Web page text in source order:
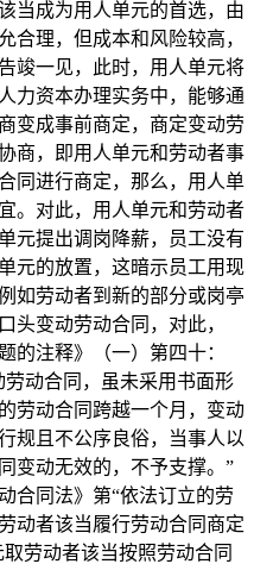
当成为用人单元的首选，由
合理，但成本和风险较高，
竣一见，此时，用人单元将
力资本办理实务中，能够通
变成事前商定，商定变动劳
商，即用人单元和劳动者事
同进行商定，那么，用人单
。对此，用人单元和劳动者
元提出调岗降薪，员工没有
元的放置，这暗示员工用现
如劳动者到新的部分或岗亭
头变动劳动合同，对此，
的注释》（一）第四十：
动合同，虽未采用书面形
劳动合同跨越一个月，变动
规且不公序良俗，当事人以
变动无效的，不予支撑。”
合同法》第“依法订立的劳
动者该当履行劳动合同商定
劳动者该当按照劳动合同